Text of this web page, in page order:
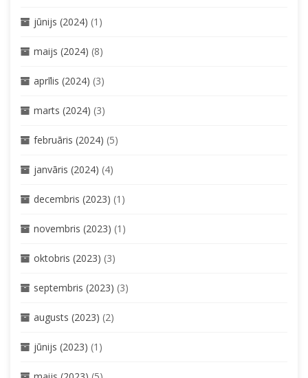
jūnijs (2024) (1)
maijs (2024) (8)
aprīlis (2024) (3)
marts (2024) (3)
februāris (2024) (5)
janvāris (2024) (4)
decembris (2023) (1)
novembris (2023) (1)
oktobris (2023) (3)
septembris (2023) (3)
augusts (2023) (2)
jūnijs (2023) (1)